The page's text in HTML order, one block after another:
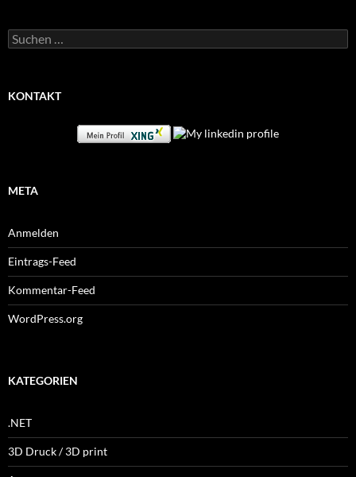
Suchen
nach:
KONTAKT
META
Anmelden
Eintrags-Feed
Kommentar-Feed
WordPress.org
KATEGORIEN
.NET
3D Druck / 3D print